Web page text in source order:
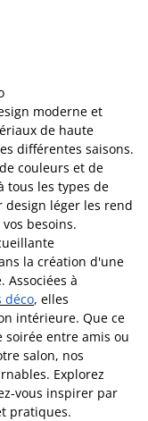
moderne et
de haute
différentes saisons.
couleurs et de
tous les types de
léger les rend
besoins.
la création d'une
Associées à
déco, elles
intérieure. Que ce
entre amis ou
salon, nos
Explorez
vous inspirer par
pratiques.